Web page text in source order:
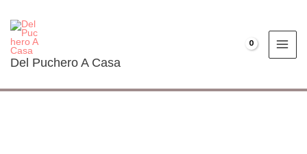
contenido
Del Puchero A Casa